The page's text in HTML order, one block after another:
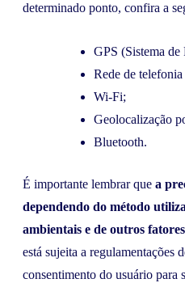
determinado ponto, confira a
GPS (Sistema
Rede de
Wi-Fi;
Geolocalização
Bluetooth.
É importante lembrar que a
dependendo do método
ambientais e de outros fatores
está sujeita a regulamentações
consentimento do usuário para